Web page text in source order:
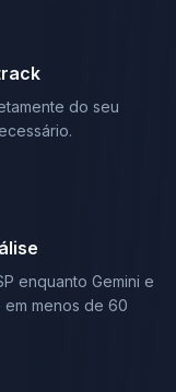
do seu
enquanto Gemini e
em menos de 60